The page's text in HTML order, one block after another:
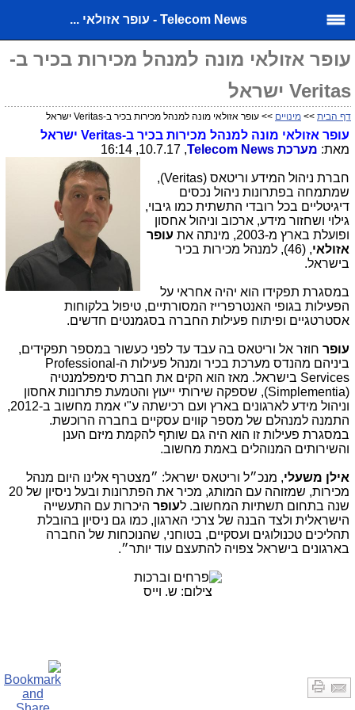
Telecom News - עופר אזולאי ...
עופר אזולאי מונה למנהל מכירות בכיר ב-
Veritas ישראל
דף הבית >> מינויים >> עופר אזולאי מונה למנהל מכירות בכיר ב-Veritas ישראל
עופר אזולאי מונה למנהל מכירות בכיר ב-Veritas ישראל
מאת: מערכת Telecom News
, 10.7.17, 16:14
חברת ניהול המידע וריטאס (Veritas
),
שמתמחה בפתרונות ניהול נכסים
דיגיטליים בכל רובדי התשתית כמו גיבוי,
גילוי ושחזור מידע, ארכוב וניהול אחסון
ופועלת בארץ מ-2003, מינתה את
עופר
אזולאי
, (46), למנהל מכירות בכיר
בישראל.
במסגרת תפקידו הוא יהיה אחראי על
הפעילות בגופי האנטרפרייז המסורתיים, טיפול בלקוחות
אסטרטגיים ופיתוח פעילות החברה בסגמנטים חדשים.
עופר חוזר אל וריטאס בה עבד עד לפני כעשור במספר תפקידים,
ביניהם מהנדס מערכת בכיר ומנהל פעילות ה-Professional
Services בישראל. מאז הוא הקים את חברת סימפלמנטיה
(
Simplementia), שספקה שירותי ייעוץ והטמעת פתרונות אחסון
וניהול מידע לארגונים בארץ ועם רכישתה ע"י אמת מחשוב ב-2012,
התמנה למנהלם של מספר קווים עסקיים בחברה הרוכשת.
במסגרת פעילות זו הוא היה גם שותף להקמת מיזם הענן
והשירותים המנוהלים באמת מחשוב.
אילן משעלי, מנכ״ל וריטאס ישראל: ״מצטרף אלינו היום מנהל
מכירות, שמזוהה עם המותג, מכיר את הפתרונות ובעל ניסיון של 20
שנה בתחום תשתיות המחשוב. לעופר היכרות עם התעשייה
הישראלית ולצד הבנה של צרכי הארגון, כמו גם ניסיון בהובלת
תהליכים טכנולוגים ועסקיים, בטוחני, שהנוכחות של החברה
בארגונים בישראל צפויה להתעצם עוד יותר״.
צילום: ש. וייס